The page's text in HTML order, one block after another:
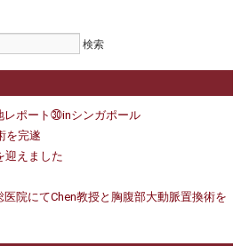
レポート㉚inシンガポール
を完遂
迎えました
医院にてChen教授と胸腹部大動脈置換術を